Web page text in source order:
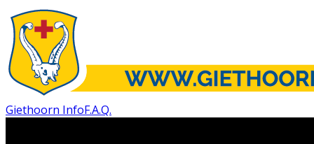
Giethoorn InfoF.A.Q.